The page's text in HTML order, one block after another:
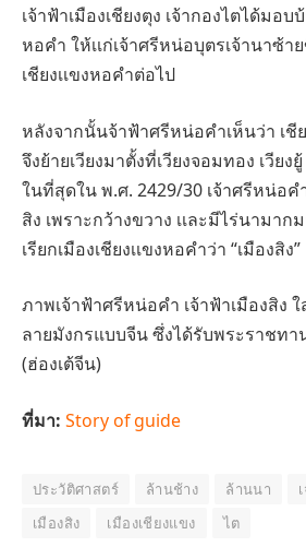
เจ้าฟ้าเมืองเชียงตุง เจ้ากองไตได้มอบ
หอคำ ให้เเก่เจ้าศรีหน่อบุตรเจ้านาซ้า
เชียงเเขงหอคำต่อไป
หลังจากนั้นจ้าฟ้าศรีหน่อคำเห็นว่า เชีย
จึงย้ายเวียงมาตั้งที่เวียงจอมทอง เวียง
ในที่สุดใน พ.ศ. 2429/30 เจ้าศรีหน่อค
สิง เพราะกว้างขวาง เเละมีไร่นามาก
เรียกเมืองเชียงเเขงหอคำว่า “เมืองสิง”
ภาพเจ้าฟ้าศรีหน่อคำ เจ้าฟ้าเมืองสิง ใ
ลายมังกรแบบจีน ซึ่งได้รับพระราชท
(ฮ่องเต้จีน)
ที่มา: Story of guide
ประวัติศาสตร์ ล้านช้าง ล้านนา
เมืองสิง
เมืองเชียงแขง ไต